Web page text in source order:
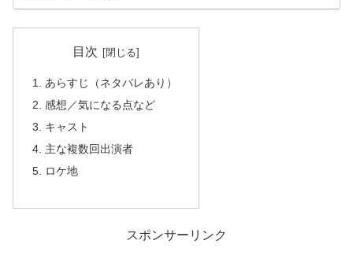
目次
あらすじ（ネタバレあり）
感想／気になる点など
キャスト
主な複数回出演者
ロケ地
スポンサーリンク